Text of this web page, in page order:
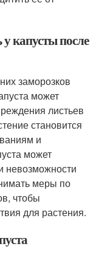
капусты после
заморозков
может
листьев
становится
и
может
невозможности
меры по
чтобы
для растения.